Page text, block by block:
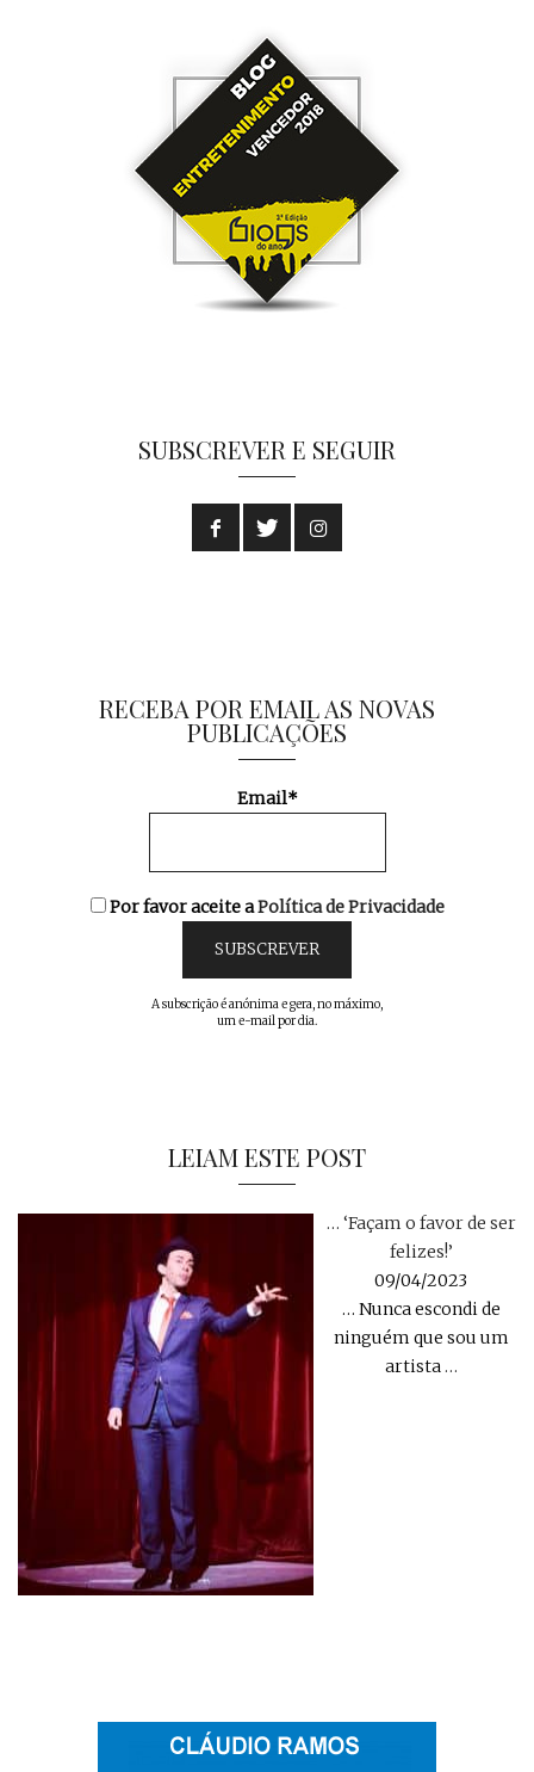
SUBSCREVER E SEGUIR
RECEBA POR EMAIL AS NOVAS
PUBLICAÇÕES
Email*
Por favor aceite aPolítica de Privacidade
A subscrição é anónima e gera, no máximo,
um e-mail por dia.
LEIAM ESTE POST
… ‘Façam o favor de ser
felizes!’
09/04/2023
… Nunca escondi de
ninguém que sou um
artista…